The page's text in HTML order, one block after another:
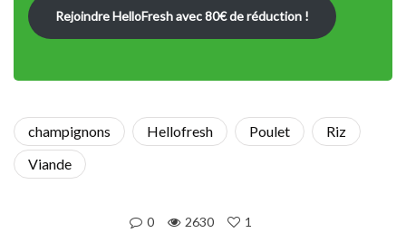
Rejoindre HelloFresh avec 80€ de réduction !
champignons Hellofresh Poulet
Riz
Viande
0 2630 1